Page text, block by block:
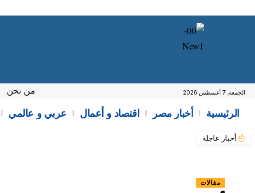
الجمعة, 7 أغسطس 2026 من نحن
الرئيسية أخبار مصر اقتصاد و أعمال عربي و عالمي
أخبار عاجلة
مقالات